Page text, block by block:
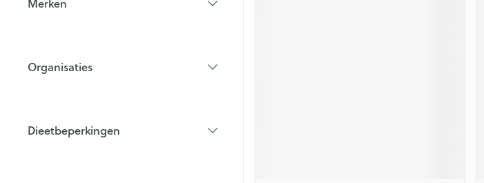
Organisaties
Dieetbeperkingen